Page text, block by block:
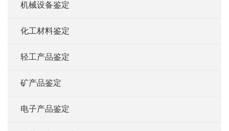
机械设备鉴定
化工材料鉴定
轻工产品鉴定
矿产品鉴定
电子产品鉴定